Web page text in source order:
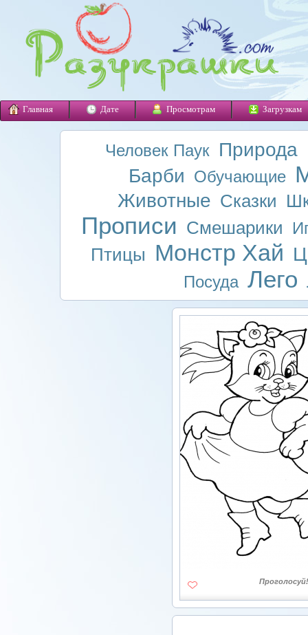
Главная Дате Просмотрам Загрузкам
Человек Паук Природа
Барби Обучающие
Животные Сказки
Прописи Смешарики
Птицы Монстр Хай
Посуда Лего
Проголосуй!